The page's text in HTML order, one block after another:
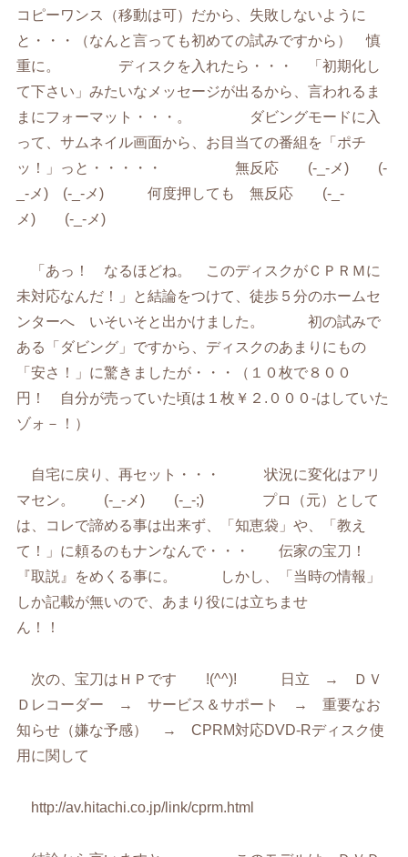
コピーワンス（移動は可）だから、失敗しないように
と・・・（なんと言っても初めての試みですから） 慎
重に。 ディスクを入れたら・・・ 「初期化し
て下さい」みたいなメッセージが出るから、言われるま
まにフォーマット・・・。 ダビングモードに入
って、サムネイル画面から、お目当ての番組を「ポチ
ッ！」っと・・・・・ 無反応 (-_-メ) (-
_-メ) (-_-メ) 何度押しても 無反応 (-_-
メ) (-_-メ)
「あっ！ なるほどね。 このディスクがＣＰＲＭに
未対応なんだ！」と結論をつけて、徒歩５分のホームセ
ンターへ いそいそと出かけました。 初の試みで
ある「ダビング」ですから、ディスクのあまりにもの
「安さ！」に驚きましたが・・・（１０枚で８００
円！ 自分が売っていた頃は１枚￥２.０００-はしていた
ゾォ－！）
自宅に戻り、再セット・・・ 状況に変化はアリ
マセン。 (-_-メ) (-_-;) プロ（元）として
は、コレで諦める事は出来ず、「知恵袋」や、「教え
て！」に頼るのもナンなんで・・・ 伝家の宝刀！
『取説』をめくる事に。 しかし、「当時の情報」
しか記載が無いので、あまり役には立ちませ
ん！！
次の、宝刀はＨＰです !(^^)! 日立 → ＤＶ
Ｄレコーダー → サービス＆サポート → 重要なお
知らせ（嫌な予感） → CPRM対応DVD-Rディスク使
用に関して
http://av.hitachi.co.jp/link/cprm.html